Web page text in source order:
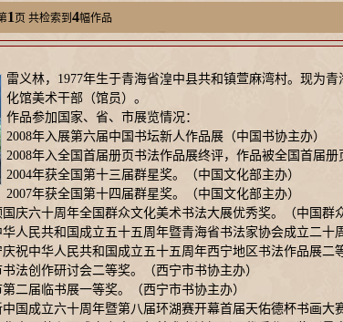
1 页 共检索到 4幅作品
雷义林，1977年生于青海省湟中县共和镇萱麻湾村。现为
化馆美术干部（馆员）。
作品参加国家、省、市展览情况：
2008年入展第六届中国书坛新人作品展（中国书协主办）
2008年入全国首届册页书法作品展终评，作品被全国首届
2004年获全国第十三届群星奖。（中国文化部主办）
2007年获全国第十四届群星奖。（中国文化部主办）
庆六十周年全国群众文化美术书法大展优秀奖。（中国群
华人民共和国成立五十五周年暨青海省书法家协会成立二十
祝中华人民共和国成立五十五周年西宁地区书法作品展二
法创作研讨会二等奖。（西宁市书协主办）
二届临书展一等奖。（西宁市书协主办）
国成立六十周年暨第八届环湖赛开幕首届天佑德杯书画大